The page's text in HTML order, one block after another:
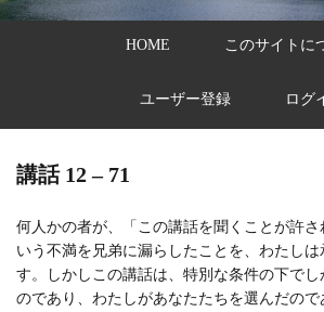
HOME このサイトに
ユーザー登録 ログ
講話 12 – 71
何人かの者が、「この講話を聞くことが許さ
いう不満を兄弟に漏らしたことを、わたしは
す。しかしこの講話は、特別な条件の下で
のであり、わたしがあなたたちを選んだので